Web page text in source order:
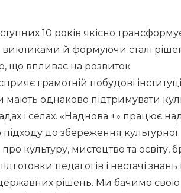
10 років якісно
й формуючи сталі
що впливає на розвиток
грамотній побудові
мають однаково підтримувати
і селах. «Наднова +» працює
до збереження культурної
культуру, мистецтво та освіту,
педагогів і нестачі знань
державних рішень. Ми бачимо